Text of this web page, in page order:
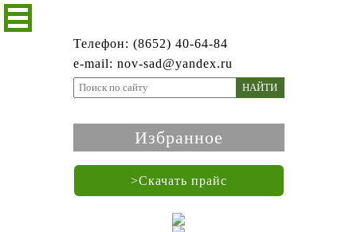
Телефон: (8652) 40-64-84
e-mail: nov-sad@yandex.ru
НАЙТИ
Избранное
>Скачать прайс